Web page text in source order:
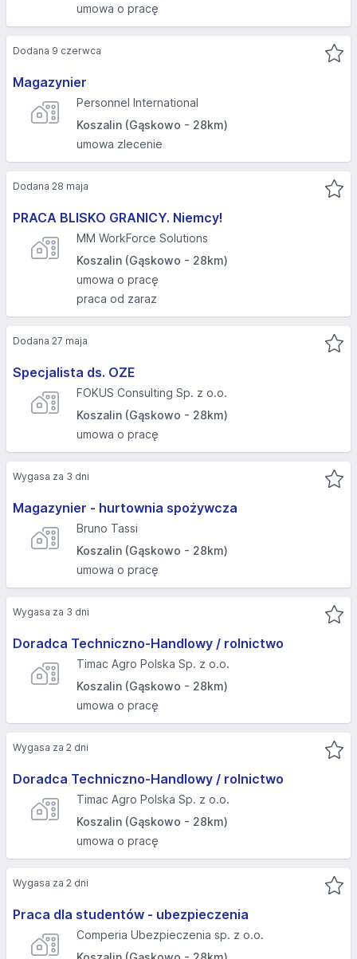
umowa o pracę
Magazynier
Personnel International
Koszalin (Gąskowo - 28km)
umowa zlecenie
Dodana 9 czerwca
PRACA BLISKO GRANICY. Niemcy!
MM WorkForce Solutions
Koszalin (Gąskowo - 28km)
umowa o pracę
praca od zaraz
Dodana 28 maja
Specjalista ds. OZE
FOKUS Consulting Sp. z o.o.
Koszalin (Gąskowo - 28km)
umowa o pracę
Dodana 27 maja
Magazynier - hurtownia spożywcza
Bruno Tassi
Koszalin (Gąskowo - 28km)
umowa o pracę
Wygasa za 3 dni
Doradca Techniczno-Handlowy / rolnictwo
Timac Agro Polska Sp. z o.o.
Koszalin (Gąskowo - 28km)
umowa o pracę
Wygasa za 3 dni
Doradca Techniczno-Handlowy / rolnictwo
Timac Agro Polska Sp. z o.o.
Koszalin (Gąskowo - 28km)
umowa o pracę
Wygasa za 2 dni
Praca dla studentów - ubezpieczenia
Comperia Ubezpieczenia sp. z o.o.
Wygasa za 2 dni